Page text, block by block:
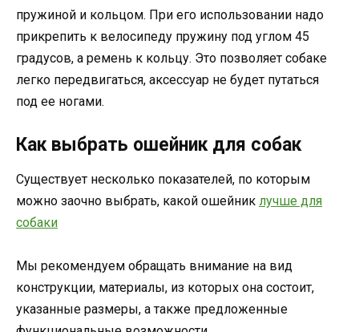
пружиной и кольцом. При его использовании надо
прикрепить к велосипеду пружину под углом 45
градусов, а ремень к кольцу. Это позволяет собаке
легко передвигаться, аксессуар не будет путаться
под ее ногами.
Как выбрать ошейник для собак
Существует несколько показателей, по которым
можно заочно выбрать, какой ошейник лучше для
собаки
Мы рекомендуем обращать внимание на вид
конструкции, материалы, из которых она состоит,
указанные размеры, а также предложенные